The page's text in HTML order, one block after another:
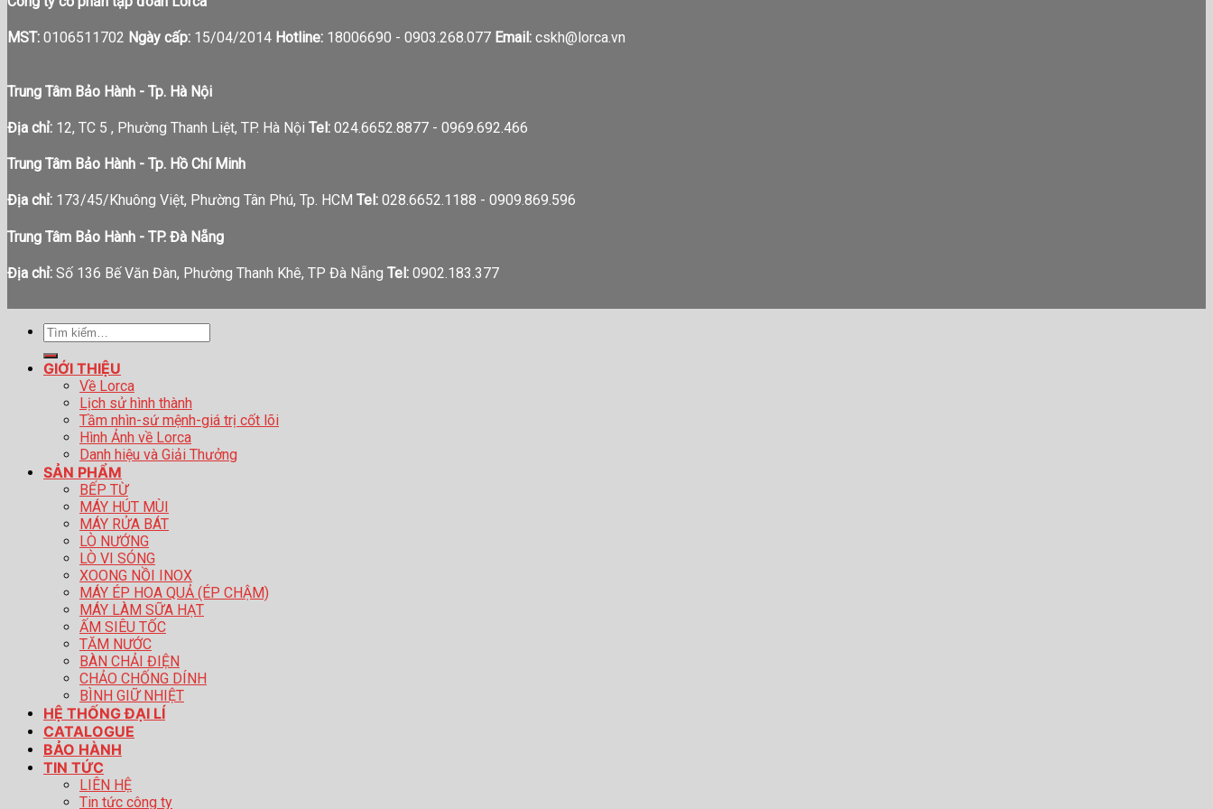
MST: 0106511702 Ngày cấp: 15/04/2014 Hotline: 18006690 - 0903.268.077 Email: cskh@lorca.vn
Trung Tâm Bảo Hành - Tp. Hà Nội
Địa chỉ: 12, TC 5 , Phường Thanh Liệt, TP. Hà Nội Tel: 024.6652.8877 - 0969.692.466
Trung Tâm Bảo Hành - Tp. Hồ Chí Minh
Địa chỉ: 173/45/Khuông Việt, Phường Tân Phú, Tp. HCM Tel: 028.6652.1188 - 0909.869.596
Trung Tâm Bảo Hành - TP. Đà Nẵng
Địa chỉ: Số 136 Bế Văn Đàn, Phường Thanh Khê, TP Đà Nẵng Tel: 0902.183.377
Tìm
kiếm:
GIỚI THIỆU
Về Lorca
Lịch sử hình thành
Tầm nhìn-sứ mệnh-giá trị cốt lõi
Hình Ảnh về Lorca
Danh hiệu và Giải Thưởng
SẢN PHẨM
BẾP TỪ
MÁY HÚT MÙI
MÁY RỬA BÁT
LÒ NƯỚNG
LÒ VI SÓNG
XOONG NỒI INOX
MÁY ÉP HOA QUẢ (ÉP CHẬM)
MÁY LÀM SỮA HẠT
ẤM SIÊU TỐC
TĂM NƯỚC
BÀN CHẢI ĐIỆN
CHẢO CHỐNG DÍNH
BÌNH GIỮ NHIỆT
HỆ THỐNG ĐẠI LÍ
CATALOGUE
BẢO HÀNH
TIN TỨC
LIÊN HỆ
Tin tức công ty